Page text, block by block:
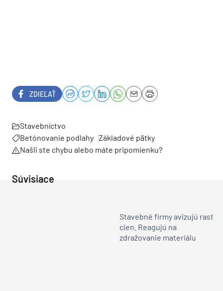
ZDIEĽAŤ
Stavebníctvo
Betónovanie podlahy Základové pätky
Našli ste chybu alebo máte pripomienku?
Súvisiace
Stavebné firmy avizujú rast
cien. Reagujú na
zdražovanie materiálu